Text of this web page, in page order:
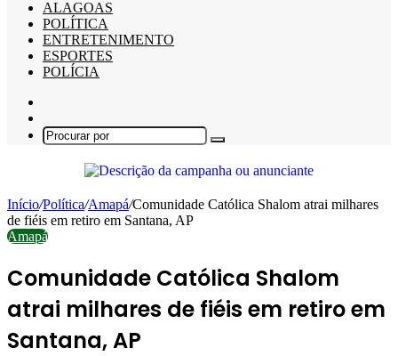
ALAGOAS
POLÍTICA
ENTRETENIMENTO
ESPORTES
POLÍCIA
skin
Procurar
Início/Política/Amapá/Comunidade Católica Shalom atrai milhares
de fiéis em retiro em Santana, AP
Amapá
Comunidade Católica Shalom
atrai milhares de fiéis em retiro em
Santana, AP